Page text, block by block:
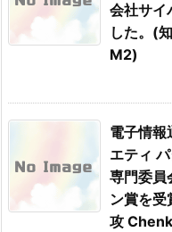
会社サイ
した。(
M2)
電子情報
エティ
専門委員
ン賞を
攻